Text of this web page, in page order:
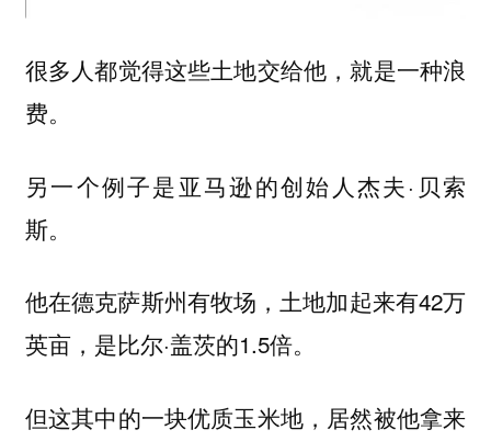
很多人都觉得这些土地交给他，就是一种浪
费。
另一个例子是亚马逊的创始人杰夫·贝索
斯。
他在德克萨斯州有牧场，土地加起来有42万
英亩，是比尔·盖茨的1.5倍。
但这其中的一块优质玉米地，居然被他拿来